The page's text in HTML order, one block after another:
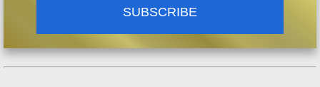
SUBSCRIBE